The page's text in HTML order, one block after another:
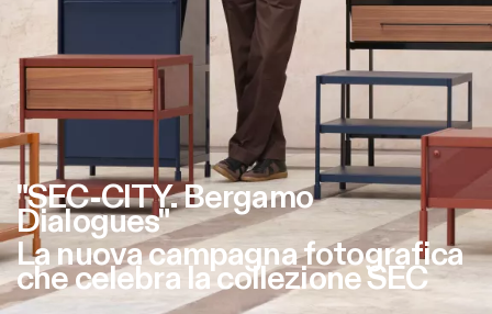
"SEC-CITY. Bergamo
Dialogues"
La nuova campagna fotografica
che celebra la collezione SEC